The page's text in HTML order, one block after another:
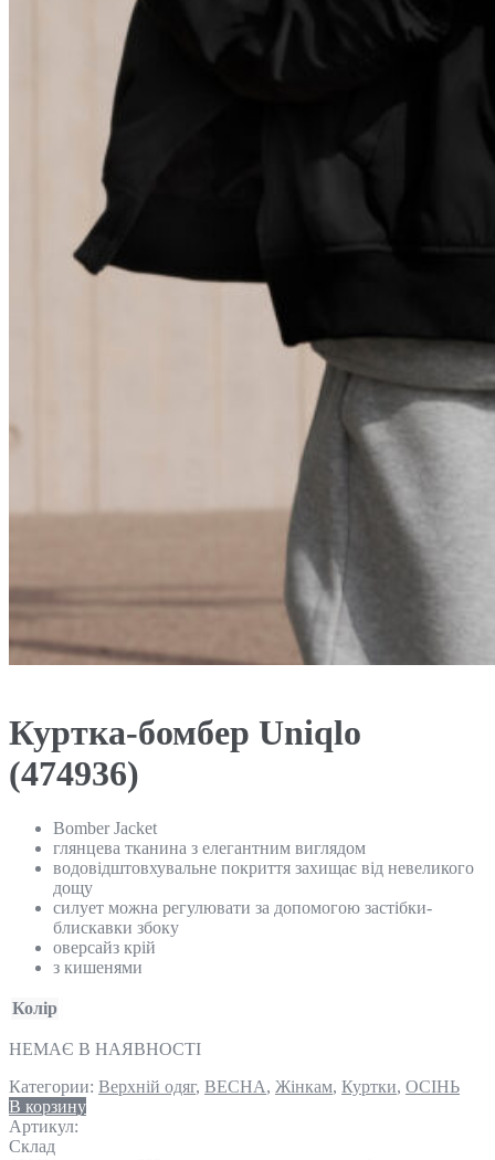
Куртка-бомбер Uniqlo
(474936)
Bomber Jacket
глянцева тканина з елегантним виглядом
водовідштовхувальне покриття захищає від невеликого
дощу
силует можна регулювати за допомогою застібки-
блискавки збоку
оверсайз крій
з кишенями
Колір
НЕМАЄ В НАЯВНОСТІ
Категории: Верхній одяг, ВЕСНА, Жінкам, Куртки, ОСІНЬ
В корзину
Артикул:
Склад